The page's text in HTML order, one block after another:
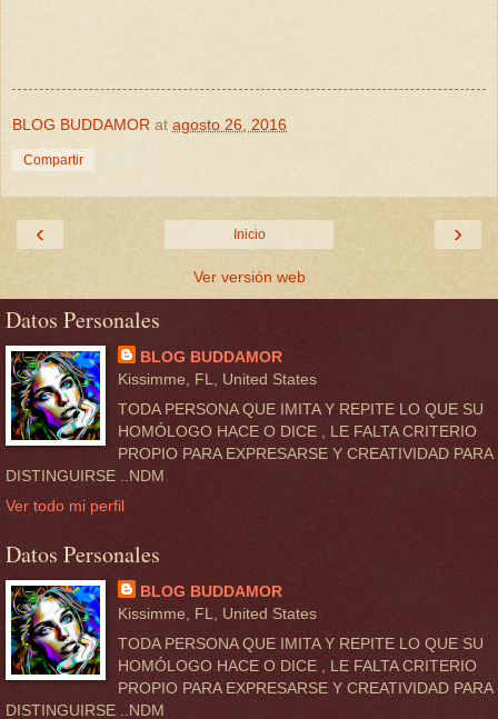
BLOG BUDDAMOR at agosto 26, 2016
Compartir
‹ ›
Inicio
Ver versión web
Datos Personales
BLOG BUDDAMOR
Kissimme, FL, United States
TODA PERSONA QUE IMITA Y REPITE LO QUE SU
HOMÓLOGO HACE O DICE , LE FALTA CRITERIO
PROPIO PARA EXPRESARSE Y CREATIVIDAD PARA
DISTINGUIRSE ..NDM
Ver todo mi perfil
Datos Personales
BLOG BUDDAMOR
Kissimme, FL, United States
TODA PERSONA QUE IMITA Y REPITE LO QUE SU
HOMÓLOGO HACE O DICE , LE FALTA CRITERIO
PROPIO PARA EXPRESARSE Y CREATIVIDAD PARA
DISTINGUIRSE ..NDM